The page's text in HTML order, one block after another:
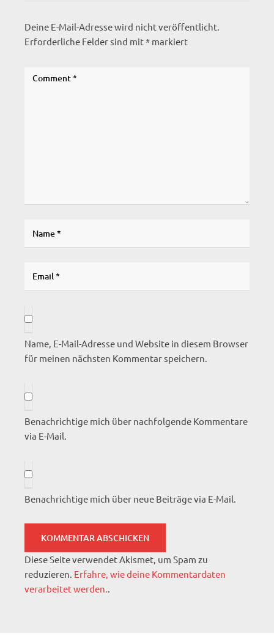
Deine E-Mail-Adresse wird nicht veröffentlicht.
Erforderliche Felder sind mit* markiert
Name, E-Mail-Adresse und Website in diesem Browser
für meinen nächsten Kommentar speichern.
Benachrichtige mich über nachfolgende Kommentare
via E-Mail.
Benachrichtige mich über neue Beiträge via E-Mail.
Diese Seite verwendet Akismet, um Spam zu
reduzieren. Erfahre, wie deine Kommentardaten
verarbeitet werden..